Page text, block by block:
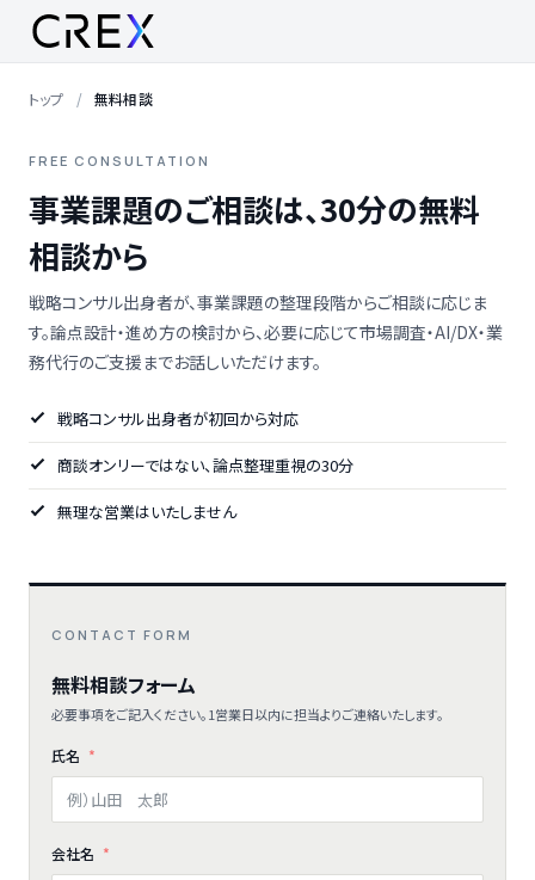
トップ 無料相談
FREE CONSULTATION
事業課題のご相談は、30分の無料
相談から
戦略コンサル出身者が、事業課題の整理段階からご相談に応じま
す。論点設計・進め方の検討から、必要に応じて市場調査・AI/DX・業
務代行のご支援までお話しいただけます。
戦略コンサル出身者が初回から対応
商談オンリーではない、論点整理重視の30分
無理な営業はいたしません
CONTACT FORM
無料相談フォーム
必要事項をご記入ください。1営業日以内に担当よりご連絡いたします。
氏名
会社名